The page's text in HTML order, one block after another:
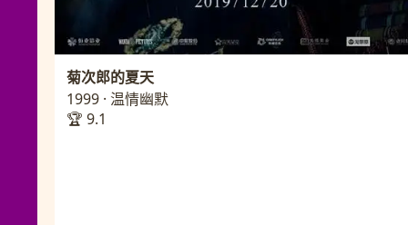
菊次郎的夏天
1999 · 温情幽默
🏆 9.1